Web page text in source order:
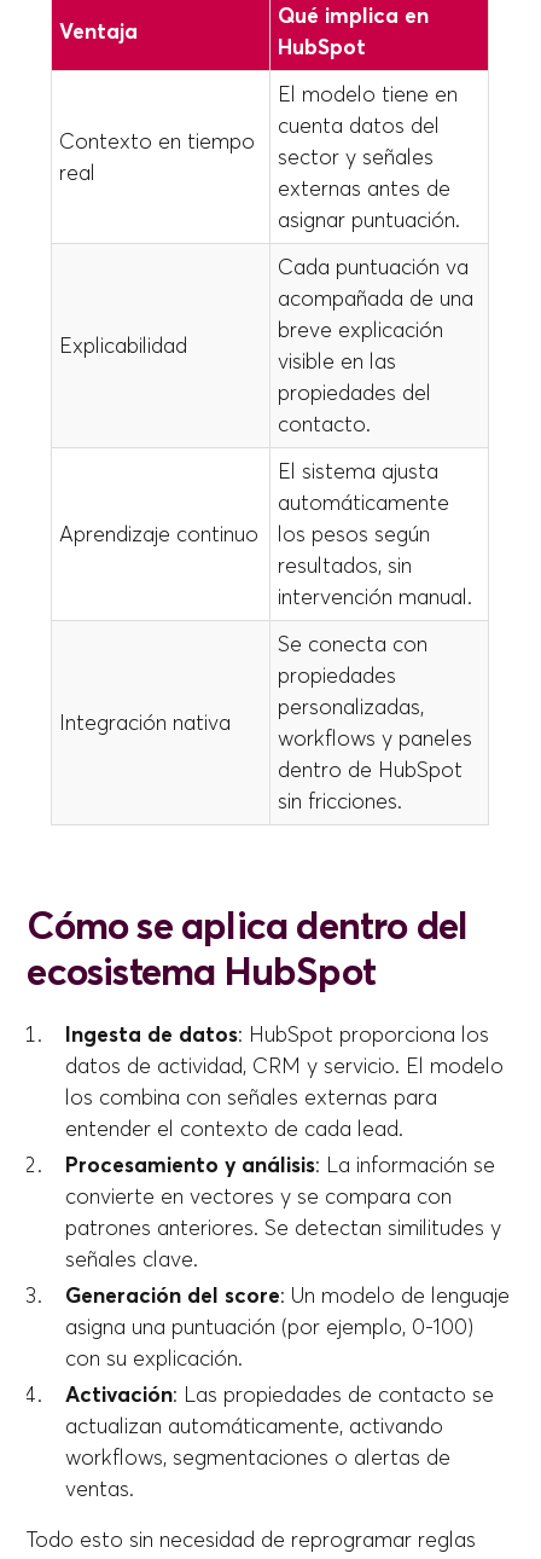
Ventaja
Qué implica en
HubSpot
Contexto en tiempo
real
El modelo tiene en
cuenta datos del
sector y señales
externas antes de
asignar puntuación.
Explicabilidad
Cada puntuación va
acompañada de una
breve explicación
visible en las
propiedades del
contacto.
Aprendizaje continuo
El sistema ajusta
automáticamente
los pesos según
resultados, sin
intervención manual.
Integración nativa
Se conecta con
propiedades
personalizadas,
workflows y paneles
dentro de HubSpot
sin fricciones.
Cómo se aplica dentro del
ecosistema HubSpot
Ingesta de datos: HubSpot proporciona los
datos de actividad, CRM y servicio. El modelo
los combina con señales externas para
entender el contexto de cada lead.
Procesamiento y análisis: La información se
convierte en vectores y se compara con
patrones anteriores. Se detectan similitudes y
señales clave.
Generación del score: Un modelo de lenguaje
asigna una puntuación (por ejemplo, 0-100)
con su explicación.
Activación: Las propiedades de contacto se
actualizan automáticamente, activando
workflows, segmentaciones o alertas de
ventas.
Todo esto sin necesidad de reprogramar reglas